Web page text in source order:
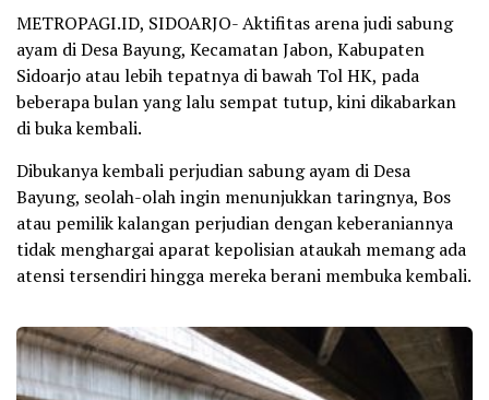
METROPAGI.ID, SIDOARJO- Aktifitas arena judi sabung
ayam di Desa Bayung, Kecamatan Jabon, Kabupaten
Sidoarjo atau lebih tepatnya di bawah Tol HK, pada
beberapa bulan yang lalu sempat tutup, kini dikabarkan
di buka kembali.
Dibukanya kembali perjudian sabung ayam di Desa
Bayung, seolah-olah ingin menunjukkan taringnya, Bos
atau pemilik kalangan perjudian dengan keberaniannya
tidak menghargai aparat kepolisian ataukah memang ada
atensi tersendiri hingga mereka berani membuka kembali.